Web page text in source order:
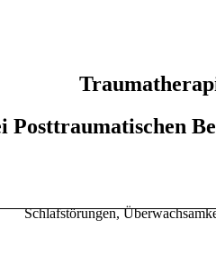
Posttraumatischen
Schlafstörungen,